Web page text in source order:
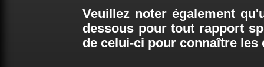
Veuillez noter également
dessous pour tout rapport
de celui-ci pour connaître